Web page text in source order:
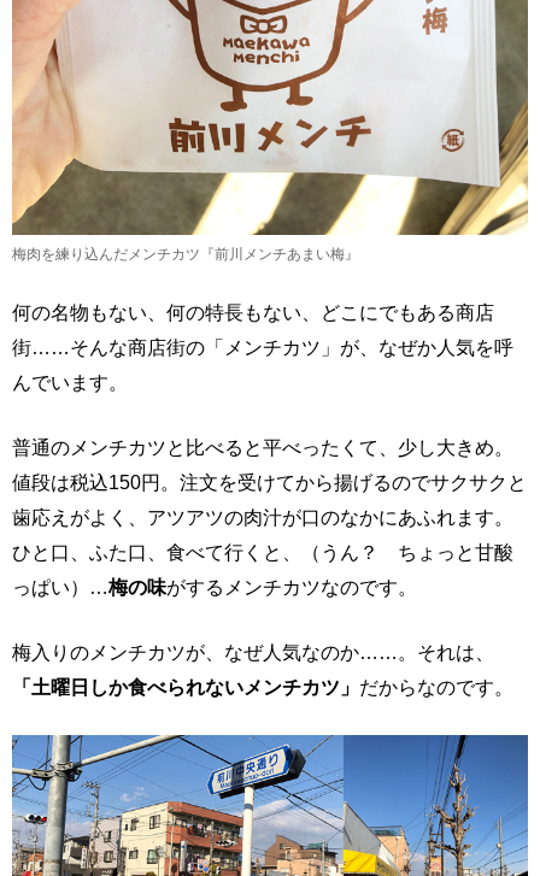
梅肉を練り込んだメンチカツ『前川メンチあまい梅』
何の名物もない、何の特長もない、どこにでもある商店
街……そんな商店街の「メンチカツ」が、なぜか人気を呼
んでいます。
普通のメンチカツと比べると平べったくて、少し大きめ。
値段は税込150円。注文を受けてから揚げるのでサクサクと
歯応えがよく、アツアツの肉汁が口のなかにあふれます。
ひと口、ふた口、食べて行くと、（うん？ ちょっと甘酸
っぱい）…梅の味がするメンチカツなのです。
梅入りのメンチカツが、なぜ人気なのか……。それは、
「土曜日しか食べられないメンチカツ」 だからなのです。